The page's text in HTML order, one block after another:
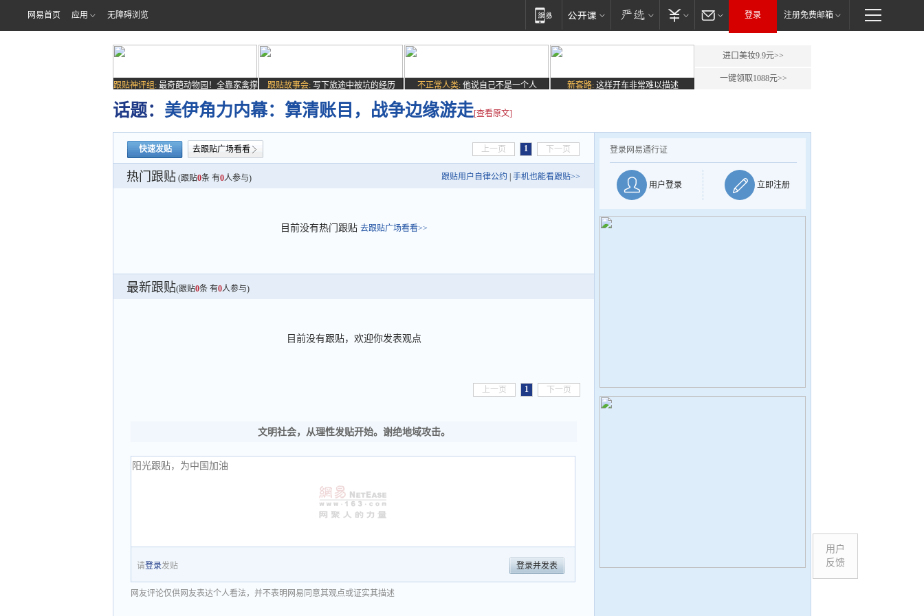
网易首页 应用 无障碍浏览 登录 注册免费邮箱
跟贴神评组: 最奇葩动物园！全靠家禽撑
场子
跟贴故事会: 写下旅途中被坑的经历 不正常人类: 他说自己不是一个人 新套路: 这样开车非常难以描述
进口美妆9.9元>>
一键领取1088元>>
话题： 美伊角力内幕：算清账目，战争边缘游走[查看原文]
快速发贴 去跟贴广场看看 上一页 1 下一页
热门跟贴 (跟贴0条 有0人参与) 跟贴用户自律公约 手机也能看跟贴>>
目前没有热门跟贴 去跟贴广场看看>>
最新跟贴(跟贴0条 有0人参与)
目前没有跟贴，欢迎你发表观点
上一页 1 下一页
文明社会，从理性发贴开始。谢绝地域攻击。
请登录发贴 登录并发表
网友评论仅供网友表达个人看法，并不表明网易同意其观点或证实其描述
登录网易通行证
用户登录 立即注册
用户
反馈